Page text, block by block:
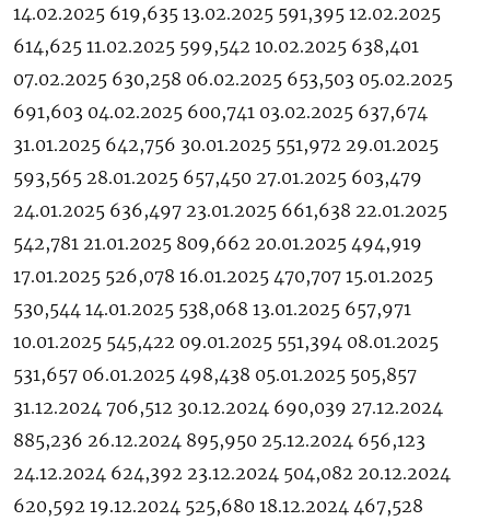
14.02.2025 619,635 13.02.2025 591,395 12.02.2025
614,625 11.02.2025 599,542 10.02.2025 638,401
07.02.2025 630,258 06.02.2025 653,503 05.02.2025
691,603 04.02.2025 600,741 03.02.2025 637,674
31.01.2025 642,756 30.01.2025 551,972 29.01.2025
593,565 28.01.2025 657,450 27.01.2025 603,479
24.01.2025 636,497 23.01.2025 661,638 22.01.2025
542,781 21.01.2025 809,662 20.01.2025 494,919
17.01.2025 526,078 16.01.2025 470,707 15.01.2025
530,544 14.01.2025 538,068 13.01.2025 657,971
10.01.2025 545,422 09.01.2025 551,394 08.01.2025
531,657 06.01.2025 498,438 05.01.2025 505,857
31.12.2024 706,512 30.12.2024 690,039 27.12.2024
885,236 26.12.2024 895,950 25.12.2024 656,123
24.12.2024 624,392 23.12.2024 504,082 20.12.2024
620,592 19.12.2024 525,680 18.12.2024 467,528